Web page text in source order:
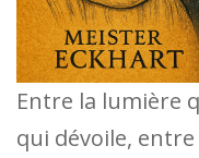
Entre la lumière
qui dévoile,